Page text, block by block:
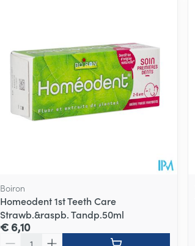
Boiron
Homeodent 1st Teeth Care
Strawb.&raspb. Tandp.50ml
€ 6,10